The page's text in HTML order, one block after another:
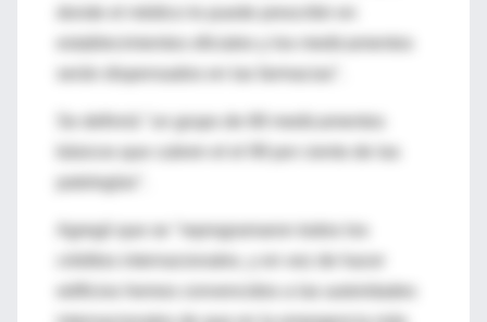
Se definirá "un grupo de 68 medicamentos
patologías".
Agregó que se "reprogramaron todos los